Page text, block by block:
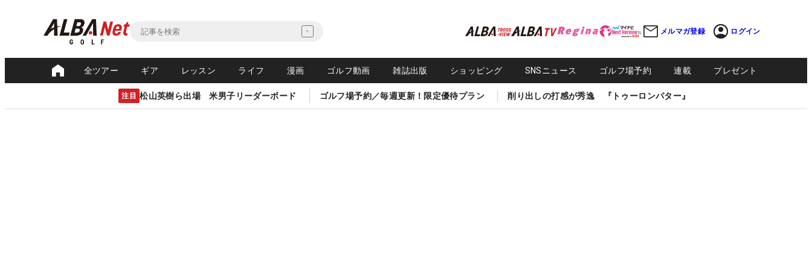
メルマガ登録 ログイン
全ツアー ギア レッスン ライフ 漫画 ゴルフ動画 雑誌出版 ショッピング SNSニュース ゴルフ場予約 連載 プレゼント
注目 松山英樹ら出場 米男子リーダーボード ゴルフ場予約／毎週更新！限定優待プラン 削り出しの打感が秀逸 『トゥーロンパター』